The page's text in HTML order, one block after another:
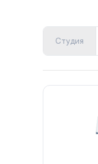
Студия
Все корпуса